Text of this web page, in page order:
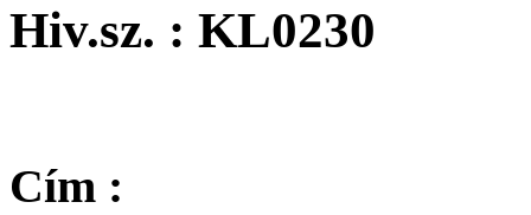
Hiv.sz. : KL0230
Cím :